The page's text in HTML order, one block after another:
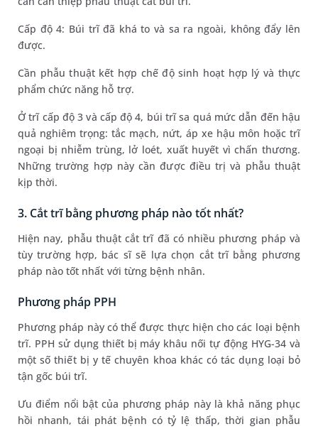
Cấp độ 4: Búi trĩ đã khá to và sa ra ngoài, không đẩy lên
được.
Cần phẫu thuật kết hợp chế độ sinh hoạt hợp lý và thực
phẩm chức năng hỗ trợ.
Ở trĩ cấp độ 3 và cấp độ 4, búi trĩ sa quá mức dẫn đến hậu
quả nghiêm trọng: tắc mạch, nứt, áp xe hậu môn hoặc trĩ
ngoại bị nhiễm trùng, lở loét, xuất huyết vì chấn thương.
Những trường hợp này cần được điều trị và phẫu thuật
kịp thời.
3. Cắt trĩ bằng phương pháp nào tốt nhất?
Hiện nay, phẫu thuật cắt trĩ đã có nhiều phương pháp và
tùy trường hợp, bác sĩ sẽ lựa chọn cắt trĩ bằng phương
pháp nào tốt nhất với từng bệnh nhân.
Phương pháp PPH
Phương pháp này có thể được thực hiện cho các loại bệnh
trĩ. PPH sử dụng thiết bị máy khâu nối tự động HYG-34 và
một số thiết bị y tế chuyên khoa khác có tác dụng loại bỏ
tận gốc búi trĩ.
Ưu điểm nổi bật của phương pháp này là khả năng phục
hồi nhanh, tái phát bệnh có tỷ lệ thấp, thời gian phẫu